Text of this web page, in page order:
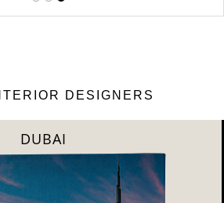
DESIGNERS
RIYAHD